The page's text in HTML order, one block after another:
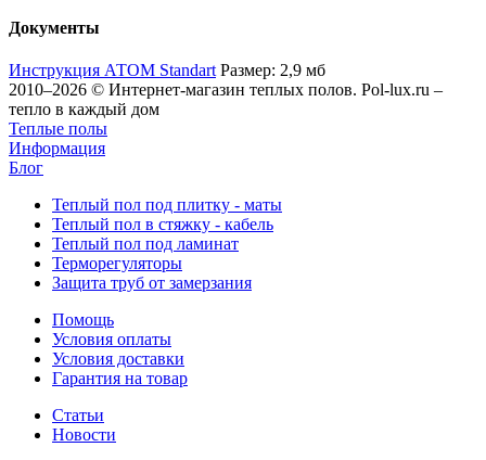
Документы
Инструкция АТОМ Standart Размер: 2,9 мб
2010–2026 © Интернет-магазин теплых полов. Pol-lux.ru –
тепло в каждый дом
Теплые полы
Информация
Блог
Теплый пол под плитку - маты
Теплый пол в стяжку - кабель
Теплый пол под ламинат
Терморегуляторы
Защита труб от замерзания
Помощь
Условия оплаты
Условия доставки
Гарантия на товар
Статьи
Новости